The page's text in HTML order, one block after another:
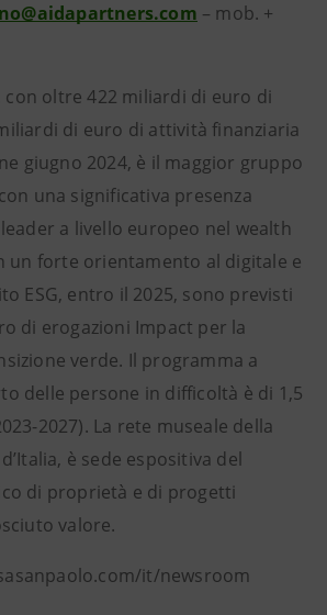
– mob. +
con oltre 422 miliardi di euro di
di euro di attività finanziaria
giugno 2024, è il maggior gruppo
una significativa presenza
a livello europeo nel wealth
un forte orientamento al digitale e
ESG, entro il 2025, sono previsti
di erogazioni Impact per la
verde. Il programma a
delle persone in difficoltà è di 1,5
2027). La rete museale della
è sede espositiva del
di proprietà e di progetti
valore.
it/newsroom